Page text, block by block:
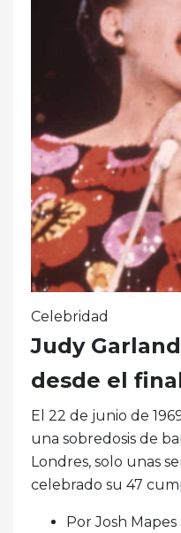
Celebridad
Judy
desde el
El 22 de junio de
una sobredosis de
Londres, solo unas
celebrado su 47
Por Josh Mapes